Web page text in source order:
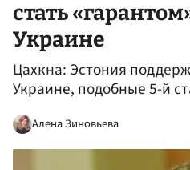
стать
Украине
Цахкна: Эстония
Украине, подобные 5-й
Алена Зиновьева